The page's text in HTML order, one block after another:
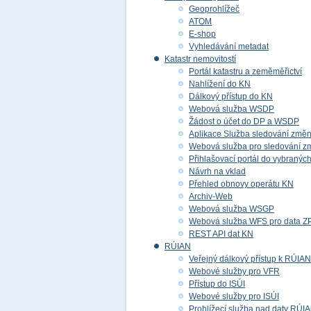
Geoprohlížeč
ATOM
E-shop
Vyhledávání metadat
Katastr nemovitostí
Portál katastru a zeměměřictví
Nahlížení do KN
Dálkový přístup do KN
Webová služba WSDP
Žádost o účet do DP a WSDP
Aplikace Služba sledování změn
Webová služba pro sledování
Přihlašovací portál do
Návrh na vklad
Přehled obnovy operátu KN
Archiv-Web
Webová služba WSGP
Webová služba WFS pro data
REST API dat KN
RÚIAN
Veřejný dálkový přístup k RÚIAN
Webové služby pro VFR
Přístup do ISÚI
Webové služby pro ISÚI
Prohlížecí služba nad daty